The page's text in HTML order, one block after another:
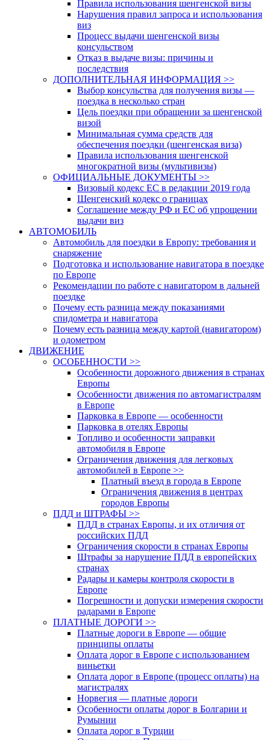
Правила использования шенгенской визы
Нарушения правил запроса и использования
виз
Процесс выдачи шенгенской визы
консульством
Отказ в выдаче визы: причины и
последствия
ДОПОЛНИТЕЛЬНАЯ ИНФОРМАЦИЯ >>
Выбор консульства для получения визы —
поездка в несколько стран
Цель поездки при обращении за шенгенской
визой
Минимальная сумма средств для
обеспечения поездки (шенгенская виза)
Правила использования шенгенской
многократной визы (мультивизы)
ОФИЦИАЛЬНЫЕ ДОКУМЕНТЫ >>
Визовый кодекс ЕС в редакции 2019 года
Шенгенский кодекс о границах
Соглашение между РФ и ЕС об упрощении
выдачи виз
АВТОМОБИЛЬ
Автомобиль для поездки в Европу: требования и
снаряжение
Подготовка и использование навигатора в поездке
по Европе
Рекомендации по работе с навигатором в дальней
поездке
Почему есть разница между показаниями
спидометра и навигатора
Почему есть разница между картой (навигатором)
и одометром
ДВИЖЕНИЕ
ОСОБЕННОСТИ >>
Особенности дорожного движения в странах
Европы
Особенности движения по автомагистралям
в Европе
Парковка в Европе — особенности
Парковка в отелях Европы
Топливо и особенности заправки
автомобиля в Европе
Ограничения движения для легковых
автомобилей в Европе >>
Платный въезд в города в Европе
Ограничения движения в центрах
городов Европы
ПДД и ШТРАФЫ >>
ПДД в странах Европы, и их отличия от
российских ПДД
Ограничения скорости в странах Европы
Штрафы за нарушение ПДД в европейских
странах
Радары и камеры контроля скорости в
Европе
Погрешности и допуски измерения скорости
радарами в Европе
ПЛАТНЫЕ ДОРОГИ >>
Платные дороги в Европе — общие
принципы оплаты
Оплата дорог в Европе с использованием
виньетки
Оплата дорог в Европе (процесс оплаты) на
магистралях
Норвегия — платные дороги
Особенности оплаты дорог в Болгарии и
Румынии
Оплата дорог в Турции